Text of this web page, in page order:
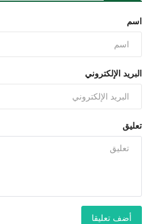
اسم
البريد الإلكتروني
تعليق
أضف تعليقا